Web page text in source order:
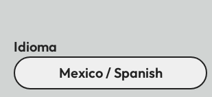
Idioma
Mexico / Spanish